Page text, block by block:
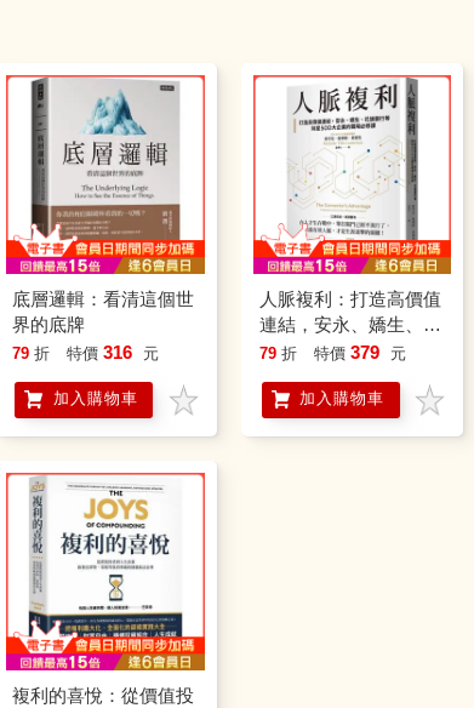
底層邏輯：看清這個世
界的底牌
79 折 特價 316 元
加入購物車
人脈複利：打造高價值
連結，安永、嬌生、花
旗銀行等財星500大企
典藏版】
79 折 特價 379 元
加入購物車
複利的喜悅：從價值投